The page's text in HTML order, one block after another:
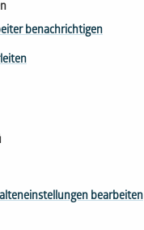
benachrichtigen
bearbeiten